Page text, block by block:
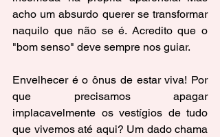
acho um absurdo querer se transformar
naquilo que não se é. Acredito que o
"bom senso" deve sempre nos guiar.
Envelhecer é o ônus de estar viva! Por
que precisamos apagar
implacavelmente os vestígios de tudo
que vivemos até aqui? Um dado chama